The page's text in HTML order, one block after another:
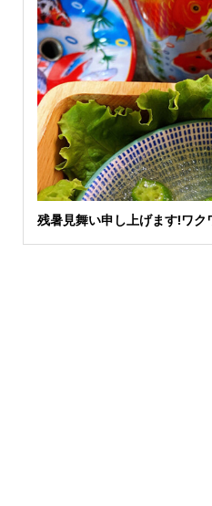
残暑見舞い申し上げます!ワク